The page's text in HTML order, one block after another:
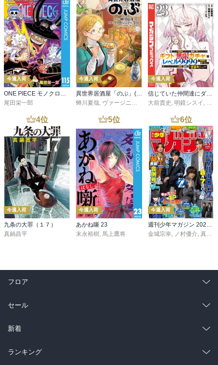
今週入荷
尾田栄一郎
今週入荷
蝉川夏哉 ヴァージニア二等兵 ,転
今週入荷
大前貴史 明鏡シスイ
4位
今週入荷
九条の大罪（１７）
真鍋昌平
5位
今週入荷
あかね噺 23
末永裕樹, 馬上鷹将
6位
今週入荷
週刊少年マガジン 2026年36・37号[2026年8月5日発売]
金城宗幸, ノ村優介, 真島ヒロ
フロア
総合
ラノベ
雑誌・グラビア
セール
総合
ラノベ
新着
総合
ランキング